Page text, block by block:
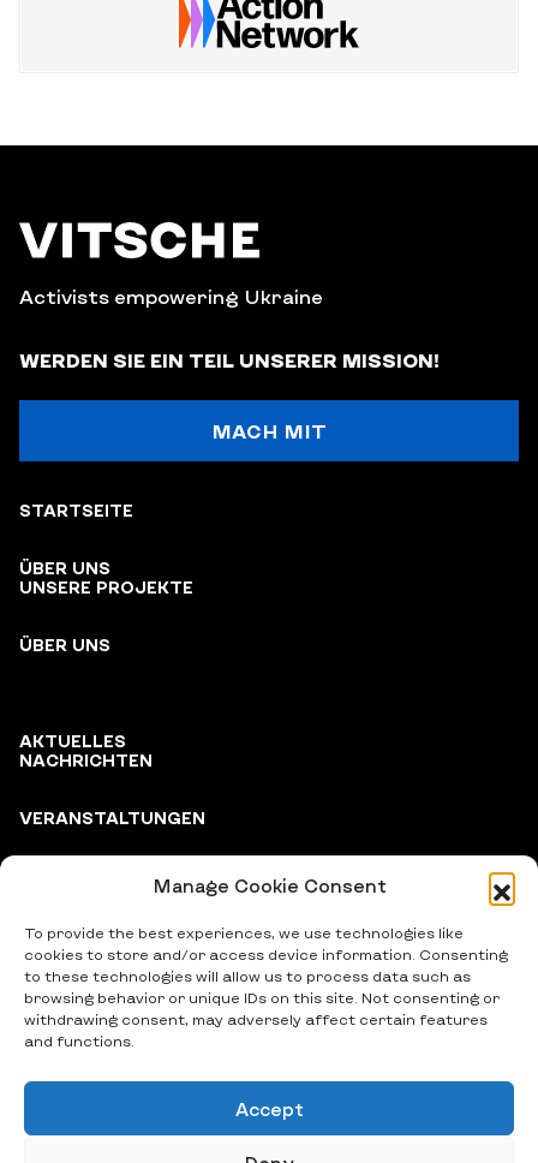
Manage Cookie Consent
To provide the best experiences, we use technologies like
cookies to store and/or access device information. Consenting
to these technologies will allow us to process data such as
browsing behavior or unique IDs on this site. Not consenting or
withdrawing consent, may adversely affect certain features
and functions.
Accept
Activists empowering Ukraine
WERDEN SIE EIN TEIL UNSERER MISSION!
MACH MIT
STARTSEITE
ÜBER UNS
UNSERE PROJEKTE
ÜBER UNS
AKTUELLES
NACHRICHTEN
VERANSTALTUNGEN